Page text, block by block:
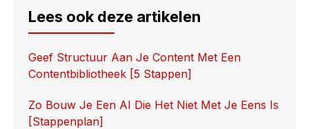
e
b
o
o
k
o
d
o
n
e
Lees ook deze artikelen
Geef Structuur Aan Je Content Met Een
Contentbibliotheek [5 Stappen]
Zo Bouw Je Een AI Die Het Niet Met Je Eens Is
[stappenplan]